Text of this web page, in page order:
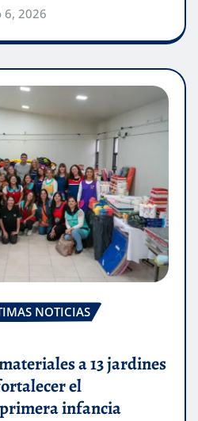
6, 2026
NOTICIAS
a 13 jardines
el
infancia